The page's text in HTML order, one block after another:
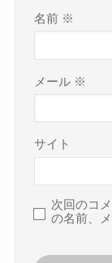
名前 ※
メール ※
サイト
次回のコ
の名前、